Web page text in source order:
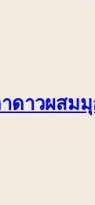
ดาวผสม